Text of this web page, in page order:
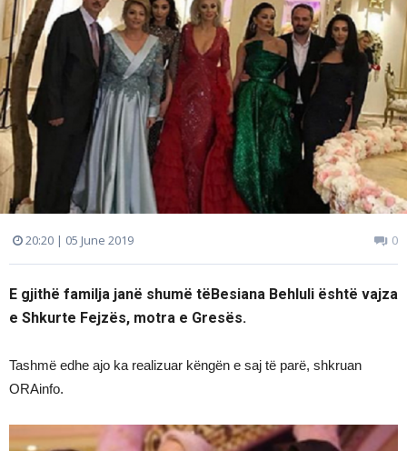
20:20 | 05 June 2019 0
E gjithë familja janë shumë tëBesiana Behluli është vajza
e Shkurte Fejzës, motra e Gresës.
Tashmë edhe ajo ka realizuar këngën e saj të parë, shkruan
ORAinfo.